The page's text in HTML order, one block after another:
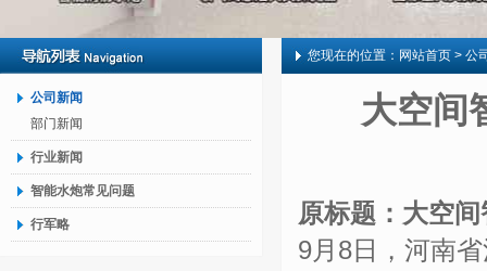
公司新闻
部门新闻
行业新闻
智能水炮常见问题
行军略
您现在的位置： 网站首页 > 公
大空间
原标题：大空
9月8日，河南